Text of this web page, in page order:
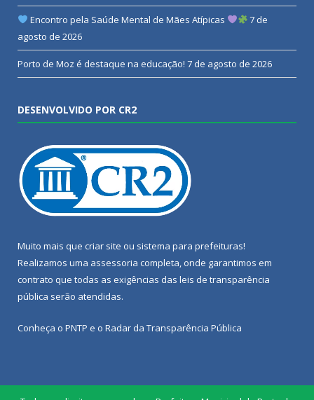
Encontro pela Saúde Mental de Mães Atípicas
7 de
agosto de 2026
Porto de Moz é destaque na educação! 7 de agosto de 2026
DESENVOLVIDO POR CR2
Muito mais que criar site ou sistema para prefeituras!
Realizamos uma assessoria completa, onde garantimos em
contrato que todas as exigências das leis de transparência
pública serão atendidas.
Conheça o PNTP e o Radar da Transparência Pública